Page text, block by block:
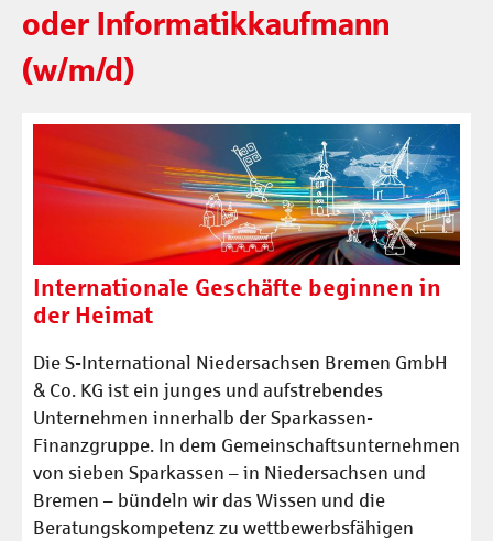
oder Informatikkaufmann
(w/m/d)
Internationale Geschäfte beginnen in
der Heimat
Die S-International Niedersachsen Bremen GmbH
& Co. KG ist ein junges und aufstrebendes
Unternehmen innerhalb der Sparkassen-
Finanzgruppe. In dem Gemeinschaftsunternehmen
von sieben Sparkassen – in Niedersachsen und
Bremen – bündeln wir das Wissen und die
Beratungskompetenz zu wettbewerbsfähigen